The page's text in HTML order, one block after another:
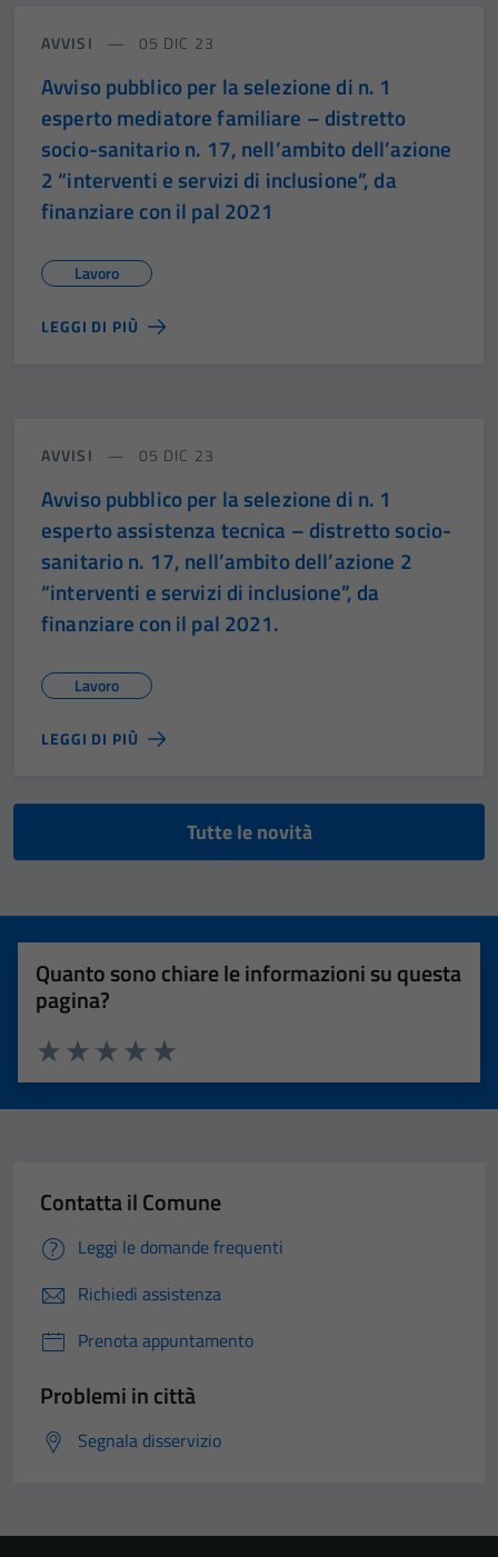
AVVISI 05 DIC 23
Avviso pubblico per la selezione di n. 1
esperto mediatore familiare – distretto
socio-sanitario n. 17, nell’ambito dell’azione
2 “interventi e servizi di inclusione”, da
finanziare con il pal 2021
Lavoro
LEGGI DI PIÙ
AVVISI 05 DIC 23
Avviso pubblico per la selezione di n. 1
esperto assistenza tecnica – distretto socio-
sanitario n. 17, nell’ambito dell’azione 2
“interventi e servizi di inclusione”, da
finanziare con il pal 2021.
Lavoro
LEGGI DI PIÙ
Tutte le novità
Quanto sono chiare le informazioni su questa
pagina?
Valuta 5 stelle su 5
Valuta 4 stelle su 5
Valuta 3 stelle su 5
Valuta 2 stelle su 5
Valuta 1 stelle su 5
Contatta il Comune
Leggi le domande frequenti
Richiedi assistenza
Prenota appuntamento
Problemi in città
Segnala disservizio